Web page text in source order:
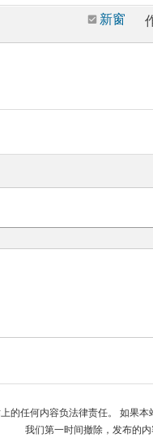
新窗
的任何内容负法律责任。 如果
我们第一时间撤除，发布的